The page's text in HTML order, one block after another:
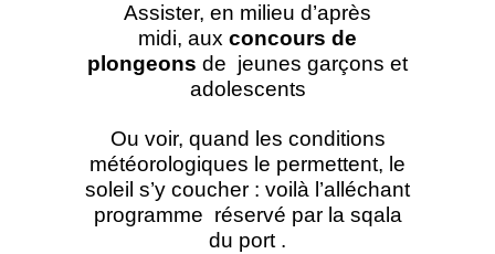
Assister, en milieu d’après
midi, aux concours de
plongeons de jeunes garçons et
adolescents
Ou voir, quand les conditions
météorologiques le permettent, le
soleil s’y coucher : voilà l’alléchant
programme réservé par la sqala
du port .